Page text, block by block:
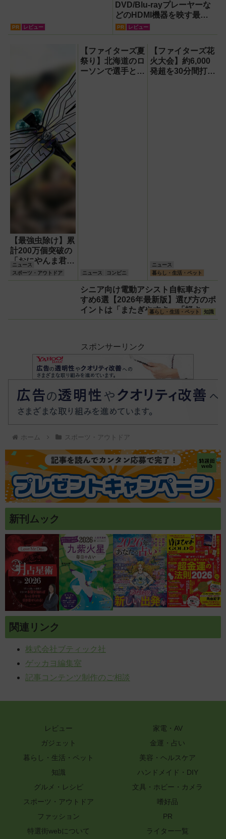
PR レビュー
DVD/Blu-rayプレーヤーな
どのHDMI機器を映す最短
ルート。USB接続だけで
ス化できる新機軸アダプタ
ーを徹底解説【データシス
テム『USBKIT』】
PR レビュー
【最強虫除け】累
計200万個突破の
「おにやんま君
®」に進化版『ス
ーパーおにやんま
理由を徹底解説
ニュース
スポーツ・アウトドア
【ファイターズ夏
祭り】北海道のロ
ーソンで選手とコ
ニュース コンビニ
【ファイターズ花
火大会】約6,000
発超を30分間打ち
ニュース
暮らし・生活・ペット
シニア向け電動アシスト自転車おす
すめ6選【2026年最新版】選び方のポ
イントは「またぎやすさ」「軽さ」
「足つきの良さ」
暮らし・生活・ペット 知識
スポンサーリンク
ホーム スポーツ・アウトドア
新刊ムック
関連リンク
株式会社ブティック社
ゲッカヨ編集室
記事コンテンツ制作のご相談
レビュー
家電・AV
ガジェット
金運・占い
暮らし・生活・ペット
美容・ヘルスケア
知識
ハンドメイド・DIY
グルメ・レシピ
文具・ホビー・カメラ
スポーツ・アウトドア
嗜好品
ファッション
PR
特選街webについて
ライター一覧